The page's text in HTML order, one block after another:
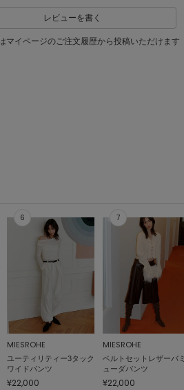
レビューを書く
マイページのご注文履歴から投稿いただけます
MIESROHE
ユーティリティー3タック
ワイドパンツ
¥22,000
MIESROHE
ベルトセットレザーバミ
ューダパンツ
¥22,000